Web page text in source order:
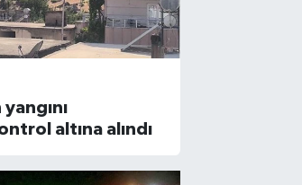
altına alındı